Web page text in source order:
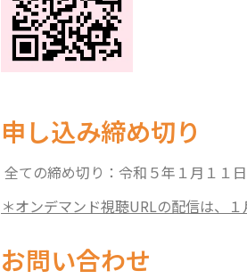
申し込み締め切り
全ての締め切り：令和５年１月１１
＊オンデマンド視聴URLの配信は、
お問い合わせ